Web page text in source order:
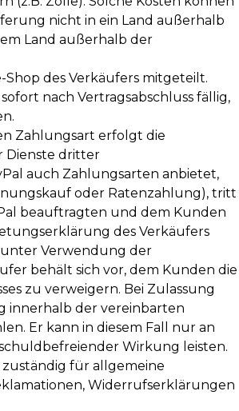
nicht in ein Land außerhalb
Land außerhalb der
des Verkäufers mitgeteilt.
nach Vertragsabschluss fällig,
Zahlungsart erfolgt die
Dienste dritter
auch Zahlungsarten anbietet,
oder Ratenzahlung), tritt
beauftragten und dem Kunden
des Verkäufers
Verwendung der
behält sich vor, dem Kunden die
zu verweigern. Bei Zulassung
innerhalb der vereinbarten
Er kann in diesem Fall nur an
Wirkung leisten.
für allgemeine
Widerrufserklärungen